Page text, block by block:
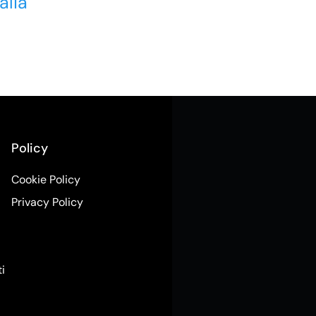
Policy
Cookie Policy
Privacy Policy